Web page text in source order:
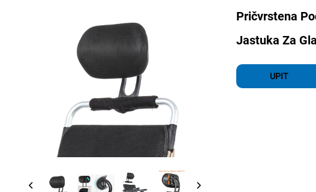
Pričvrstena
Jastuka Za
UPIT